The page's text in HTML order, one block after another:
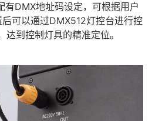
有DMX地址码设定，可根据用户
可以通过DMX512灯控台进行控
达到控制灯具的精准定位。